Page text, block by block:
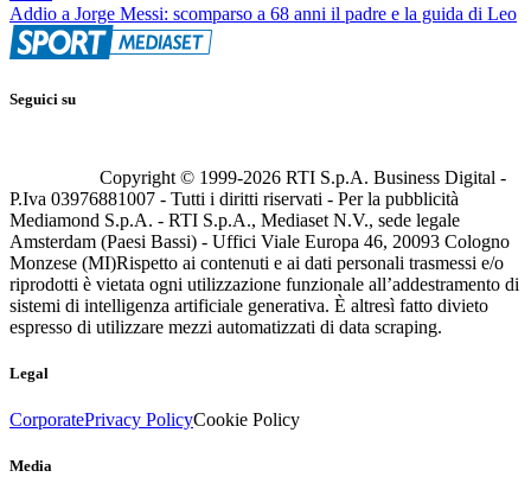
Addio a Jorge Messi: scomparso a 68 anni il padre e la guida di Leo
Seguici su
Copyright © 1999-2026 RTI S.p.A. Business Digital -
P.Iva 03976881007 - Tutti i diritti riservati - Per la pubblicità
Mediamond S.p.A. - RTI S.p.A., Mediaset N.V., sede legale
Amsterdam (Paesi Bassi) - Uffici Viale Europa 46, 20093 Cologno
Monzese (MI)Rispetto ai contenuti e ai dati personali trasmessi e/o
riprodotti è vietata ogni utilizzazione funzionale all’addestramento di
sistemi di intelligenza artificiale generativa. È altresì fatto divieto
espresso di utilizzare mezzi automatizzati di data scraping.
Legal
CorporatePrivacy PolicyCookie Policy
Media